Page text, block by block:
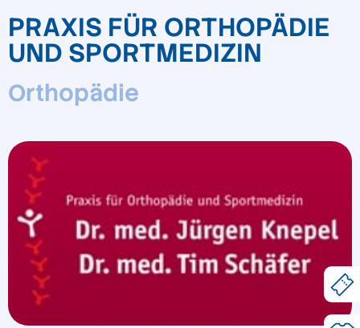
PRAXIS FÜR ORTHOPÄDIE
UND SPORTMEDIZIN
Orthopädie